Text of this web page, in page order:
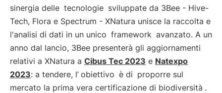
sinergia delle tecnologie sviluppate da 3Bee - Hive-
Tech, Flora e Spectrum - XNatura unisce la raccolta e
l'analisi di dati in un unico framework avanzato. A un
anno dal lancio, 3Bee presenterà gli aggiornamenti
relativi a XNatura a Cibus Tec 2023 e Natexpo
2023: a tendere, l’ obiettivo è di proporre sul
mercato la prima vera certificazione di biodiversità .